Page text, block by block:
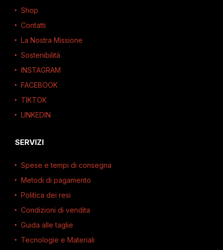
Shop
Contatti
La Nostra Missione
Sostenibilità
INSTAGRAM
FACEBOOK
TIKTOK
LINKEDIN
SERVIZI
Spese e tempi di consegna
Metodi di pagamento
Politica dei resi
Condizioni di vendita
Guida alle taglie
Tecnologie e Materiali